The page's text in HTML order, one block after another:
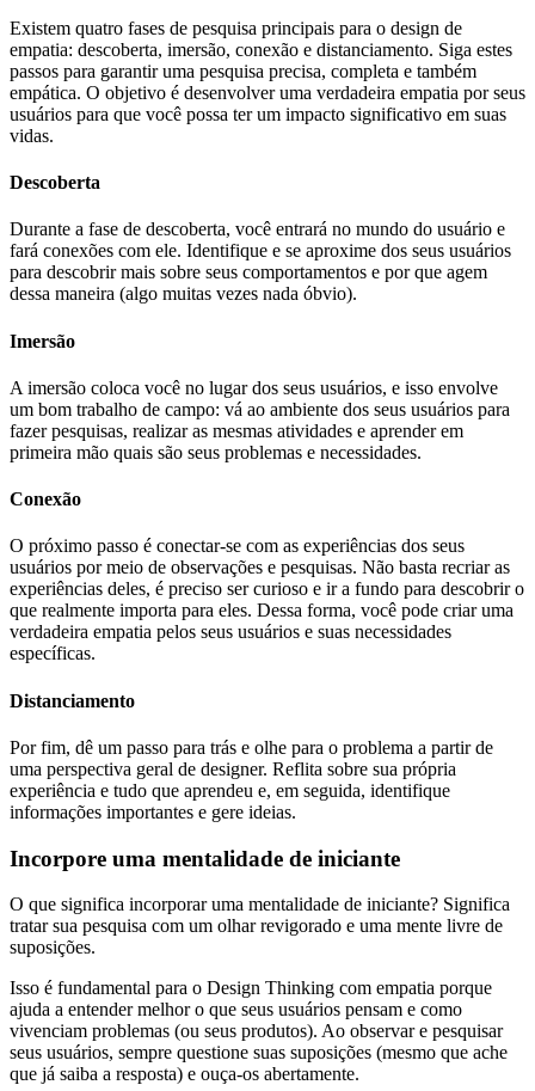
Existem quatro fases de pesquisa principais para o design de
empatia: descoberta, imersão, conexão e distanciamento. Siga estes
passos para garantir uma pesquisa precisa, completa e também
empática. O objetivo é desenvolver uma verdadeira empatia por seus
usuários para que você possa ter um impacto significativo em suas
vidas.
Descoberta
Durante a fase de descoberta, você entrará no mundo do usuário e
fará conexões com ele. Identifique e se aproxime dos seus usuários
para descobrir mais sobre seus comportamentos e por que agem
dessa maneira (algo muitas vezes nada óbvio).
Imersão
A imersão coloca você no lugar dos seus usuários, e isso envolve
um bom trabalho de campo: vá ao ambiente dos seus usuários para
fazer pesquisas, realizar as mesmas atividades e aprender em
primeira mão quais são seus problemas e necessidades.
Conexão
O próximo passo é conectar-se com as experiências dos seus
usuários por meio de observações e pesquisas. Não basta recriar as
experiências deles, é preciso ser curioso e ir a fundo para descobrir o
que realmente importa para eles. Dessa forma, você pode criar uma
verdadeira empatia pelos seus usuários e suas necessidades
específicas.
Distanciamento
Por fim, dê um passo para trás e olhe para o problema a partir de
uma perspectiva geral de designer. Reflita sobre sua própria
experiência e tudo que aprendeu e, em seguida, identifique
informações importantes e gere ideias.
Incorpore uma mentalidade de iniciante
O que significa incorporar uma mentalidade de iniciante? Significa
tratar sua pesquisa com um olhar revigorado e uma mente livre de
suposições.
Isso é fundamental para o Design Thinking com empatia porque
ajuda a entender melhor o que seus usuários pensam e como
vivenciam problemas (ou seus produtos). Ao observar e pesquisar
seus usuários, sempre questione suas suposições (mesmo que ache
que já saiba a resposta) e ouça-os abertamente.